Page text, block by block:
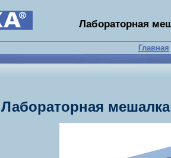
Лабораторная
Главная
Лабораторная